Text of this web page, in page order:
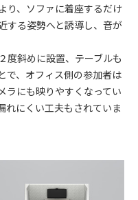
り、ソファに着座するだけ
する姿勢へと誘導し、音が
度斜めに設置、テーブルも
で、オフィス側の参加者は
ラにも映りやすくなってい
れにくい工夫もされていま